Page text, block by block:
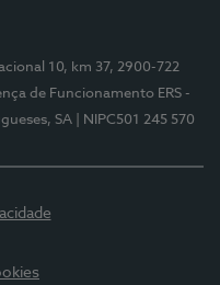
10, km 37, 2900-722
de Funcionamento ERS -
SA | NIPC501 245 570